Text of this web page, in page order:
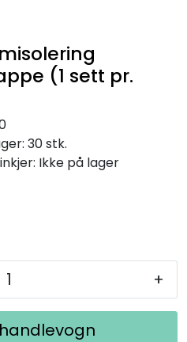
(1 sett pr.
30 stk.
Ikke på lager
+